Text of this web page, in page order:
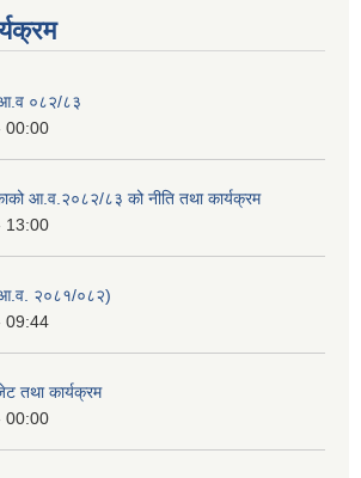
आ.व ०८२/८३
00:00
आ.व.२०८२/८३ को नीति तथा कार्यक्रम
13:00
२०८१/०८२)
09:44
तथा कार्यक्रम
00:00